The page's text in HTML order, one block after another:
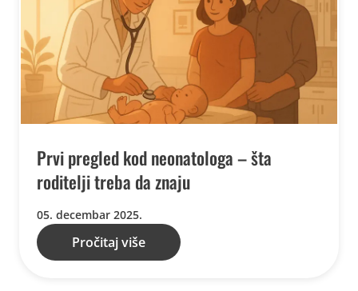
Prvi pregled kod neonatologa – šta
roditelji treba da znaju
05. decembar 2025.
Pročitaj više